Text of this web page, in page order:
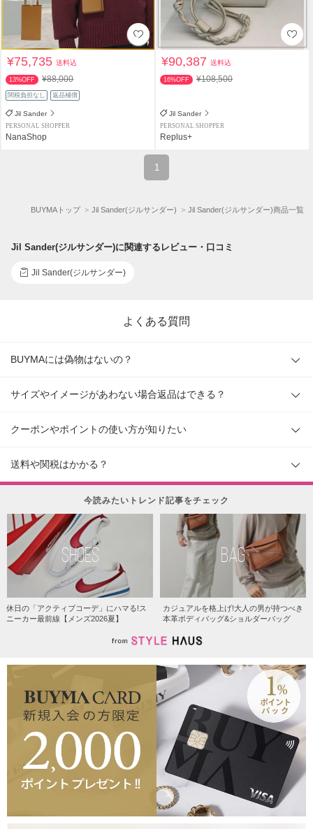
¥75,735送料込
13%OFF ¥88,000
関税負担なし 返品補償
Jil Sander
PERSONAL SHOPPER
NanaShop
¥90,387送料込
16%OFF ¥108,500
Jil Sander
PERSONAL SHOPPER
Replus+
1
BUYMAトップ Jil Sander(ジルサンダー) Jil Sander(ジルサンダー)商品一覧
Jil Sander(ジルサンダー)に関連するレビュー・口コミ
Jil Sander(ジルサンダー)
よくある質問
BUYMAには偽物はないの？
サイズやイメージがあわない場合返品はできる？
クーポンやポイントの使い方が知りたい
送料や関税はかかる？
今読みたいトレンド記事をチェック
SHOES
休日の「アクティブコーデ」にハマる!ス
ニーカー最前線【メンズ2026夏】
BAG
カジュアルを格上げ!大人の男が持つべき
本革ボディバッグ&ショルダーバッグ